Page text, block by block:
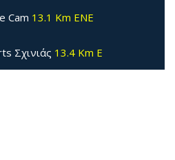
Cam 13.1 Km ENE
Σχινιάς 13.4 Km E